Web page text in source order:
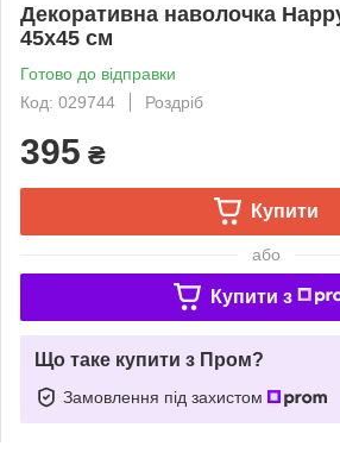
Декоративна наволочка
45х45 см
Готово до відправки
Код: 029744
Роздріб
395 ₴
Купити
або
Купити з
Що таке купити з Пром?
Замовлення під захистом